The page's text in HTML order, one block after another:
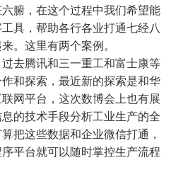
腑，在这个过程中我们希望能
具，帮助各行各业打通七经八
。这里有两个案例。
去腾讯和三一重工和富士康等
和探索，最近新的探索是和华
网平台，这次数博会上也有展
的技术手段分析工业生产的全
把这些数据和企业微信打通，
平台就可以随时掌控生产流程